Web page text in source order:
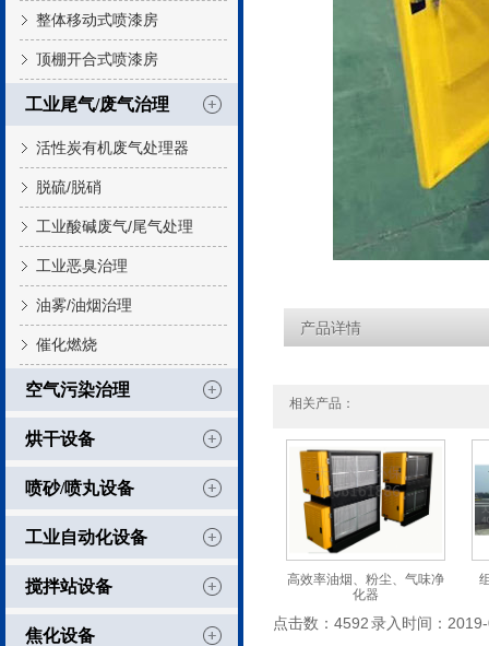
整体移动式喷漆房
顶棚开合式喷漆房
工业尾气/废气治理
活性炭有机废气处理器
脱硫/脱硝
工业酸碱废气/尾气处理
工业恶臭治理
油雾/油烟治理
催化燃烧
空气污染治理
烘干设备
喷砂/喷丸设备
工业自动化设备
搅拌站设备
焦化设备
产品详情
相关产品：
高效率油烟、粉尘、气味净
化器
点击数：4592 录入时间：